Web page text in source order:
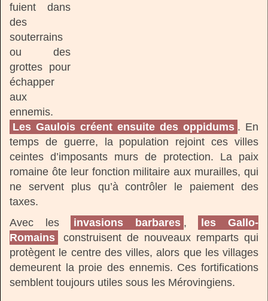
fuient dans
des
souterrains
ou des
grottes pour
échapper
aux
ennemis.
Les Gaulois créent ensuite des oppidums . En
temps de guerre, la population rejoint ces villes
ceintes d’imposants murs de protection. La paix
romaine ôte leur fonction militaire aux murailles, qui
ne servent plus qu’à contrôler le paiement des
taxes.
Avec les
invasions barbares ,
les Gallo-
Romains
construisent de nouveaux remparts qui
protègent le centre des villes, alors que les villages
demeurent la proie des ennemis. Ces fortifications
semblent toujours utiles sous les Mérovingiens.